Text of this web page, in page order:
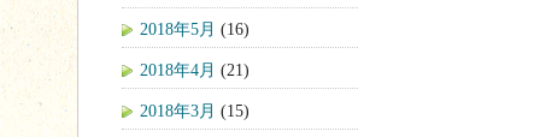
2018年5月 (16)
2018年4月 (21)
2018年3月 (15)